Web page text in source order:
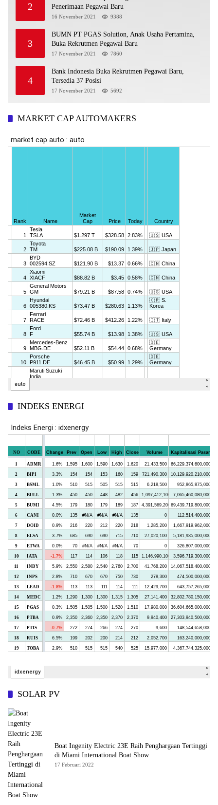
2
Penerimaan Pegawai Baru
16 November 2021 9388
3
BUMN PT PGAS Solution, Anak Usaha Pertamina,
Buka Rekrutmen Pegawai Baru
17 November 2021 7860
4
Bank Indonesia Buka Rekrutmen Pegawai Baru,
Tersedia 37 Posisi
17 November 2021 5692
MARKET CAP AUTOMAKERS
INDEKS ENERGI
SOLAR PV
Boat Ingenity Electric 23E Raih Penghargaan Tertinggi
di Miami International Boat Show
17 Februari 2022